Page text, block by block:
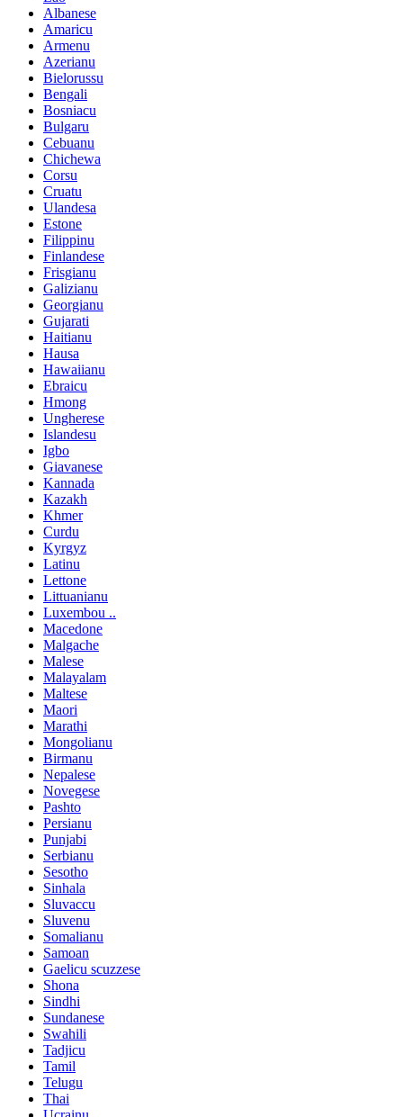
Albanese
Amaricu
Armenu
Azerianu
Bielorussu
Bengali
Bosniacu
Bulgaru
Cebuanu
Chichewa
Corsu
Cruatu
Ulandesa
Estone
Filippinu
Finlandese
Frisgianu
Galizianu
Georgianu
Gujarati
Haitianu
Hausa
Hawaiianu
Ebraicu
Hmong
Ungherese
Islandesu
Igbo
Giavanese
Kannada
Kazakh
Khmer
Curdu
Kyrgyz
Latinu
Lettone
Littuanianu
Luxembou ..
Macedone
Malgache
Malese
Malayalam
Maltese
Maori
Marathi
Mongolianu
Birmanu
Nepalese
Novegese
Pashto
Persianu
Punjabi
Serbianu
Sesotho
Sinhala
Sluvaccu
Sluvenu
Somalianu
Samoan
Gaelicu scuzzese
Shona
Sindhi
Sundanese
Swahili
Tadjicu
Tamil
Telugu
Thai